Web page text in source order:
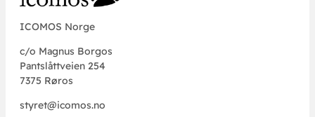
ICOMOS Norge
c/o Magnus Borgos
Pantslåttveien 254
7375 Røros
styret@icomos.no